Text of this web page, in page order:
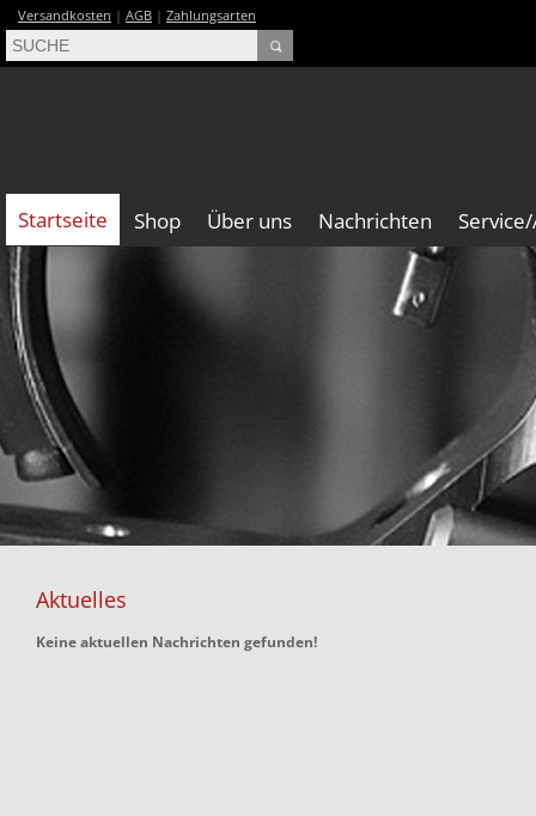
Versandkosten | AGB | Zahlungsarten
Startseite Shop Über uns Nachrichten
Aktuelles
Keine aktuellen Nachrichten gefunden!